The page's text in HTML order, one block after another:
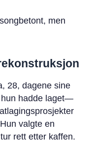
men
28, dagene sine
hun hadde laget—
valgte en
rett etter kaffen.